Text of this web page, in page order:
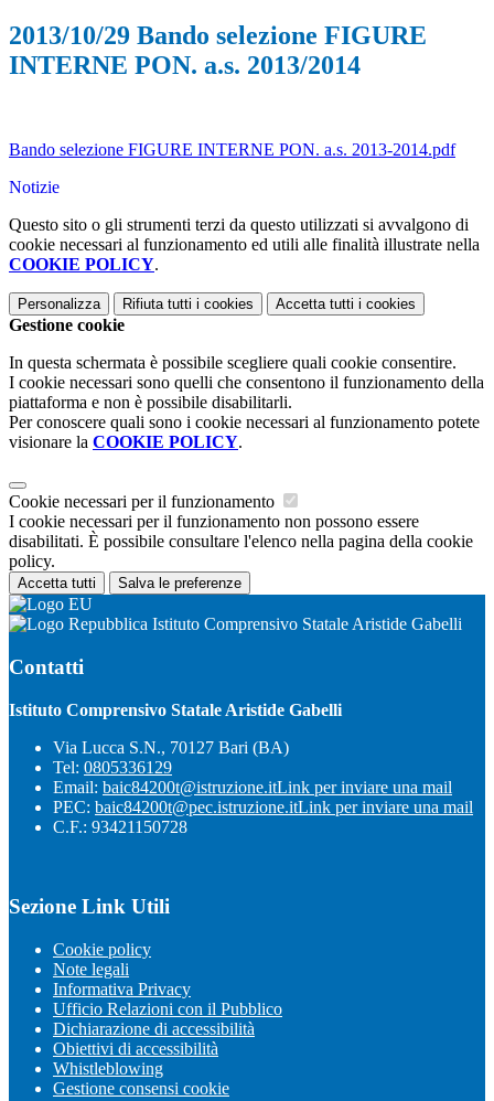
2013/10/29 Bando selezione FIGURE
INTERNE PON. a.s. 2013/2014
Bando selezione FIGURE INTERNE PON. a.s. 2013-2014.pdf
Notizie
Questo sito o gli strumenti terzi da questo utilizzati si avvalgono di
cookie necessari al funzionamento ed utili alle finalità illustrate nella
COOKIE POLICY.
Personalizza Rifiuta tutti i cookies Accetta tutti i cookies
Gestione cookie
In questa schermata è possibile scegliere quali cookie consentire.
I cookie necessari sono quelli che consentono il funzionamento della
piattaforma e non è possibile disabilitarli.
Per conoscere quali sono i cookie necessari al funzionamento potete
visionare la COOKIE POLICY.
Cookie necessari per il funzionamento
I cookie necessari per il funzionamento non possono essere
disabilitati. È possibile consultare l'elenco nella pagina della cookie
policy.
Accetta tutti Salva le preferenze
Istituto Comprensivo Statale Aristide Gabelli
Contatti
Istituto Comprensivo Statale Aristide Gabelli
Via Lucca S.N., 70127 Bari (BA)
Tel: 0805336129
Email: baic84200t@istruzione.itLink per inviare una mail
PEC: baic84200t@pec.istruzione.itLink per inviare una mail
C.F.: 93421150728
Sezione Link Utili
Cookie policy
Note legali
Informativa Privacy
Ufficio Relazioni con il Pubblico
Dichiarazione di accessibilità
Obiettivi di accessibilità
Whistleblowing
Gestione consensi cookie